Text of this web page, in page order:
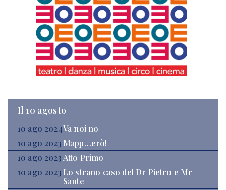
Il 10 agosto
10 ago 2024Va noi no
10 ago 2023 Mapp…erò!
10 ago 2023 Atto Primo
10 ago 2023 Lo strano caso del Dr Pietro e Mr
Sante